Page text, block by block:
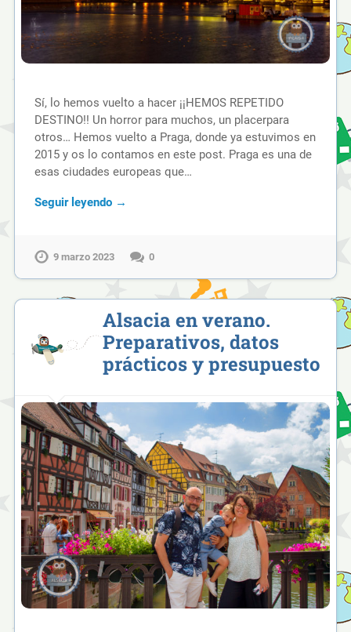
Sí, lo hemos vuelto a hacer ¡¡HEMOS REPETIDO
DESTINO!! Un horror para muchos, un placerpara
otros… Hemos vuelto a Praga, donde ya estuvimos en
2015 y os lo contamos en este post. Praga es una de
esas ciudades europeas que…
Seguir leyendo →
9 marzo 2023 0
Alsacia en verano.
Preparativos, datos
prácticos y presupuesto